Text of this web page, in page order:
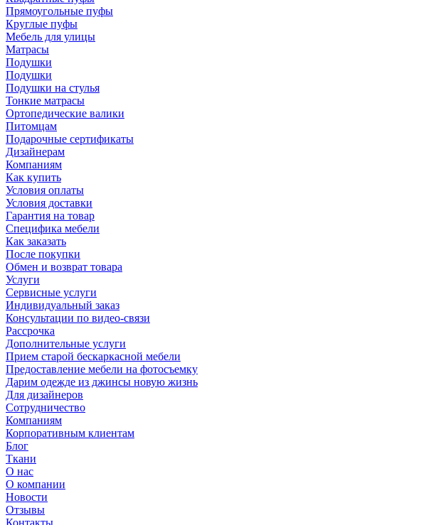
Прямоугольные пуфы
Круглые пуфы
Мебель для улицы
Матрасы
Подушки
Подушки
Подушки на стулья
Тонкие матрасы
Ортопедические валики
Питомцам
Подарочные сертификаты
Дизайнерам
Компаниям
Как купить
Условия оплаты
Условия доставки
Гарантия на товар
Специфика мебели
Как заказать
После покупки
Обмен и возврат товара
Услуги
Сервисные услуги
Индивидуальный заказ
Консультации по видео-связи
Рассрочка
Дополнительные услуги
Прием старой бескаркасной мебели
Предоставление мебели на фотосъемку
Дарим одежде из джинсы новую жизнь
Для дизайнеров
Сотрудничество
Компаниям
Корпоративным клиентам
Блог
Ткани
О нас
О компании
Новости
Отзывы
Контакты